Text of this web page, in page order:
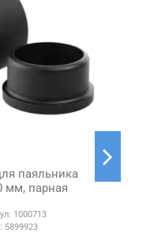
паяльника
мм, парная
1000713
5899923